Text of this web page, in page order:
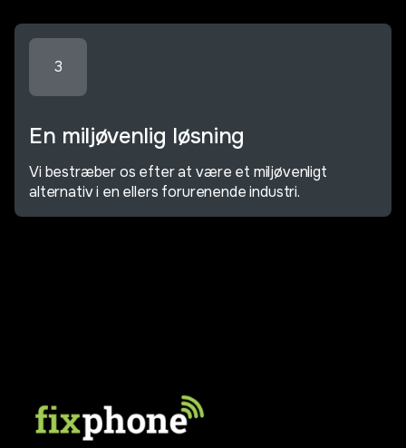
3
En miljøvenlig løsning
Vi bestræber os efter at være et miljøvenligt
alternativ i en ellers forurenende industri.